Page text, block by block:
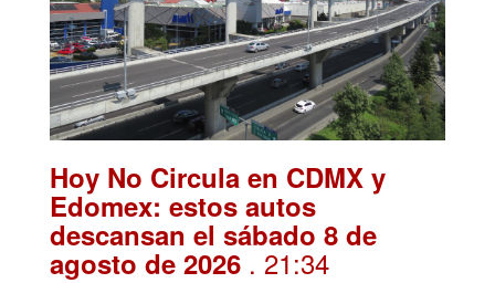
Hoy No Circula en CDMX y
Edomex: estos autos
descansan el sábado 8 de
agosto de 2026 . 21:34